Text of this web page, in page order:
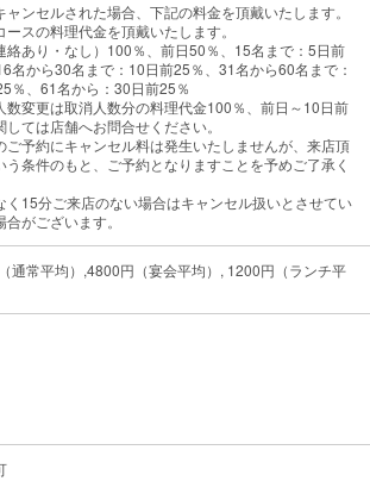
ャンセルされた場合、下記の料金を頂戴いたします。
ースの料理代金を頂戴いたします。
絡あり・なし）100％、前日50％、15名まで：5日前
名から30名まで：10日前25％、31名から60名まで：
％、61名から：30日前25％
数変更は取消人数分の料理代金100％、前日～10日前
しては店舗へお問合せください。
ご予約にキャンセル料は発生いたしませんが、来店頂
う条件のもと、ご予約となりますことを予めご了承く
く15分ご来店のない場合はキャンセル扱いとさせてい
合がございます。
通常平均）,4800円（宴会平均）, 1200円（ランチ平